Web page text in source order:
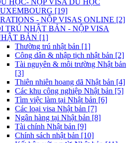
HỌC- NỘP VISA DU HỌC
[19]
- NỘP VISAS ONLINE [2]
TRÚ NHẬT BẢN - NỘP VISA
BẢN [1]
Thường trú nhật bản [1]
Công dân & nhập tịch nhật bản [2]
Tài nguyên & môi trường Nhật bản
[3]
Thiên nhiên hoang dã Nhật bản [4]
Các khu công nghiệp Nhật bản [5]
Tìm việc làm tại Nhật bản [6]
Các loại visa Nhật bản [7]
Ngân hàng tại Nhật bản [8]
Tài chính Nhật bản [9]
Chính sách nhật bản [10]